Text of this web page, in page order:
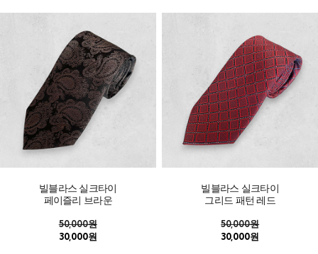
빌블라스 실크타이
페이즐리 브라운
50,000원
30,000원
빌블라스 실크타이
그리드 패턴 레드
50,000원
30,000원